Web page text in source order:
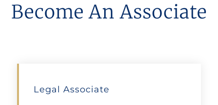
Become An Associate
Legal Associate